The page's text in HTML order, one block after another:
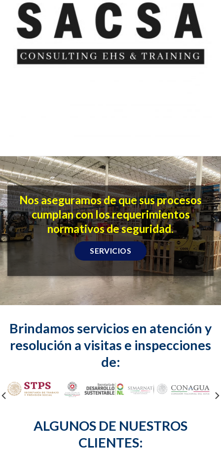
Nos aseguramos de que sus procesos
cumplan con los requerimientos
normativos de seguridad.
SERVICIOS
Brindamos servicios en atención y
resolución a visitas e inspecciones
de:
ALGUNOS DE NUESTROS
CLIENTES: